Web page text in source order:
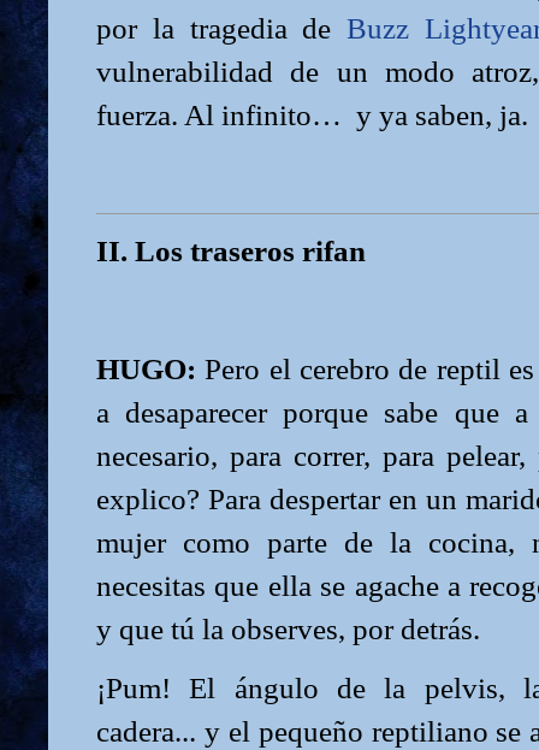
por la tragedia deBuzz
vulnerabilidad de un modo
fuerza. Al infinito… y ya saben, ja.
II. Los traseros rifan
HUGO: Pero el cerebro de reptil
a desaparecer porque sabe que
necesario, para correr, para
explico? Para despertar en un
mujer como parte de la cocina,
necesitas que ella se agache a
y que tú la observes, por detrás.
¡Pum! El ángulo de la pelvis,
cadera... y el pequeño reptiliano se